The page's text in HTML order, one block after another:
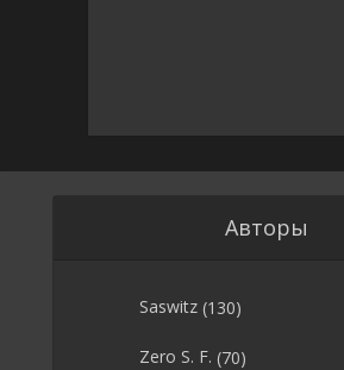
Авторы
Saswitz (130)
Zero S. F. (70)